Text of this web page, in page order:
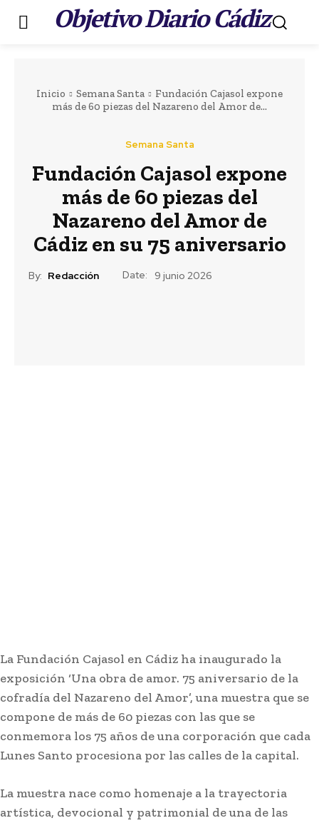
Objetivo Diario Cádiz.
Inicio Semana Santa
Fundación Cajasol expone
más de 60 piezas del Nazareno del Amor de...
Semana Santa
Fundación Cajasol expone
más de 60 piezas del
Nazareno del Amor de
Cádiz en su 75 aniversario
By: Redacción Date: 9 junio 2026
La Fundación Cajasol en Cádiz ha inaugurado la
exposición ‘Una obra de amor. 75 aniversario de la
cofradía del Nazareno del Amor’, una muestra que se
compone de más de 60 piezas con las que se
conmemora los 75 años de una corporación que cada
Lunes Santo procesiona por las calles de la capital.
La muestra nace como homenaje a la trayectoria
artística, devocional y patrimonial de una de las